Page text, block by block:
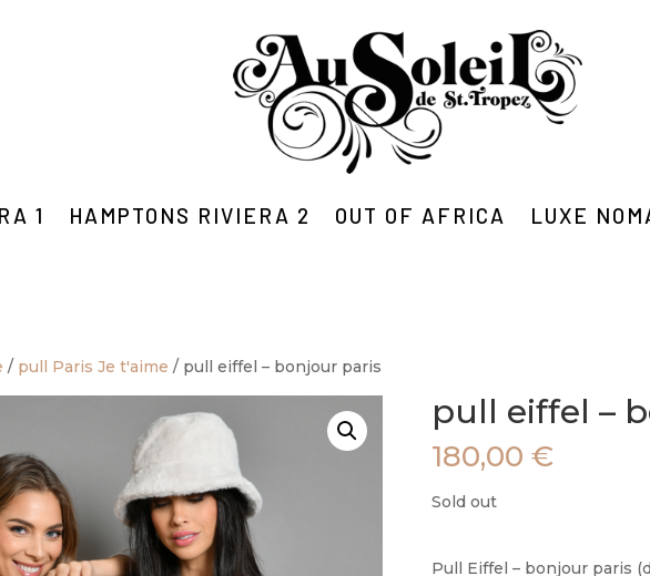
1 HAMPTONS RIVIERA 2 OUT OF AFRICA LUXE
/ pull Paris Je t'aime / pull eiffel – bonjour paris
pull eiffel –
180,00 €
Sold out
Pull Eiffel – bonjour paris